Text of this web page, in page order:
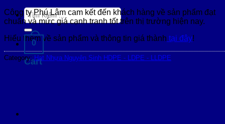
Search
for:
0
Cart
Công ty Phú Lâm cam kết đến khách hàng về sản phẩm đạt
chuẩn và mức giá cạnh tranh tốt trên thị trường hiện nay.
Hiểu thêm về sản phẩm và thông tin giá thành tại đây!
Category: Hạt Nhựa Nguyên Sinh HDPE - LDPE - LLDPE